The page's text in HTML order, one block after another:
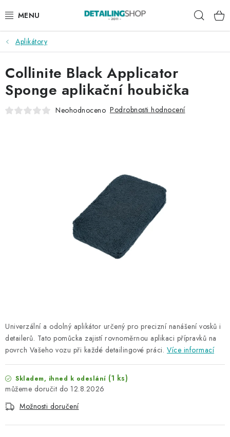
na
AKCE
NOVINKY
EXTERIÉR
Věrnostní program
Všeobecné obchodní podmínky
Podmínky ochrany osobních údajů
Mapa serveru
Aplikátory
Univerzální a odolný aplikátor určený pro precizní nanášení vosků i
detailerů. Tato pomůcka zajistí rovnoměrnou aplikaci přípravků na
povrch Vašeho vozu při každé detailingové práci. Více informací
Skladem, ihned k odeslání (1 ks)
12.8.2026
Možnosti doručení
Collinite Black Applicator
Sponge aplikační houbička
Neohodnoceno Podrobnosti hodnocení